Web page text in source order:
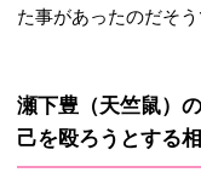
た事があったのだそう
瀬下豊（天竺鼠）
己を殴ろうとする